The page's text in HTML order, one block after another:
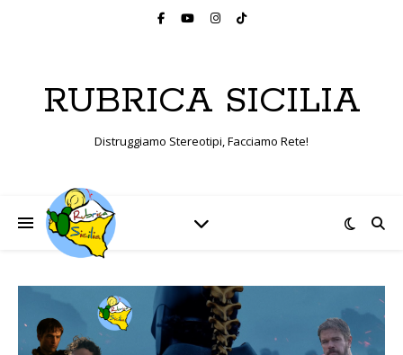
RUBRICA SICILIA
Distruggiamo Stereotipi, Facciamo Rete!